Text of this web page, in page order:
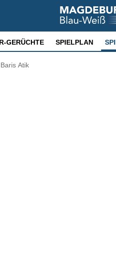
GERÜCHTE SPIELPLAN
Baris Atik